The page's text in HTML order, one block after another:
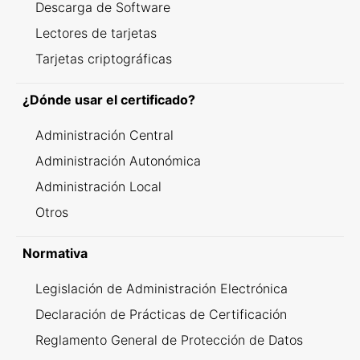
Descarga de Software
Lectores de tarjetas
Tarjetas criptográficas
¿Dónde usar el certificado?
Administración Central
Administración Autonómica
Administración Local
Otros
Normativa
Legislación de Administración Electrónica
Declaración de Prácticas de Certificación
Reglamento General de Protección de Datos